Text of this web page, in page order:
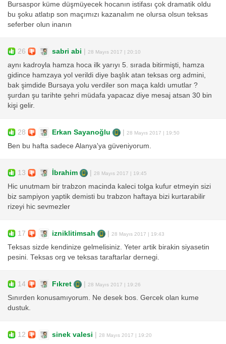
Bursaspor küme düşmüyecek hocanın istifası çok dramatik oldu
bu şoku atlatıp son maçımızı kazanalım ne olursa olsun teksas
seferber olun inanın
26 sabri abi 28 Mayıs 2017 | 20:10
aynı kadroyla hamza hoca ilk yarıyı 5. sırada bitirmişti, hamza
gidince hamzaya yol verildi diye başlık atan teksas org admini,
bak şimdide Bursaya yolu verdiler son maça kaldı umutlar ?
şurdan şu tarihte şehri müdafa yapacaz diye mesaj atsan 30 bin
kişi gelir.
28 Erkan Sayanoğlu 28 Mayıs 2017 | 19:50
Ben bu hafta sadece Alanya'ya güveniyorum.
13 İbrahim 28 Mayıs 2017 | 19:45
Hic unutmam bir trabzon macinda kaleci tolga kufur etmeyin sizi
biz sampiyon yaptik demisti bu trabzon haftaya bizi kurtarabilir
rizeyi hic sevmezler
17 izniklitimsah 28 Mayıs 2017 | 19:43
Teksas sizde kendinize gelmelisiniz. Yeter artik birakin siyasetin
pesini. Teksas org ve teksas taraftarlar dernegi.
14 Fıkret 28 Mayıs 2017 | 19:26
Sınırden konusamıyorum. Ne desek bos. Gercek olan kume
dustuk.
12 sinek valesi 28 Mayıs 2017 | 19:20